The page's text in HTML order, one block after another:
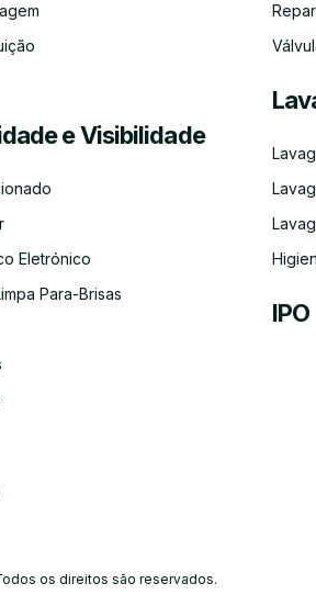
e Visibilidade
Eletrónico
Para-Brisas
IPO
os direitos são reservados.
Serviço
Recolha
e
Carro
LubrificaçãoInspeção
AutomóvelLimpa
Para-
Brisas